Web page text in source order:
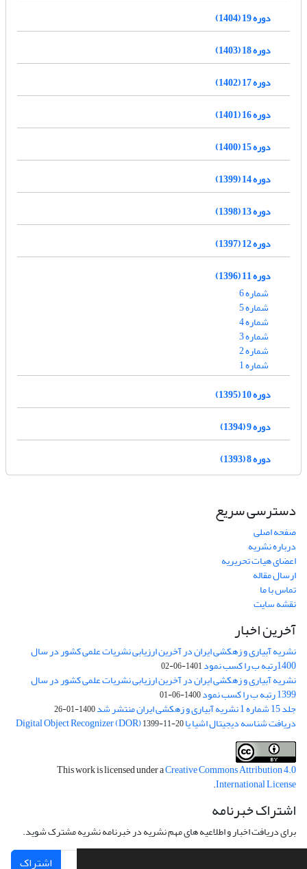
دوره 19 (1404)
دوره 18 (1403)
دوره 17 (1402)
دوره 16 (1401)
دوره 15 (1400)
دوره 14 (1399)
دوره 13 (1398)
دوره 12 (1397)
دوره 11 (1396)
شماره 6
شماره 5
شماره 4
شماره 3
شماره 2
شماره 1
دوره 10 (1395)
دوره 9 (1394)
دوره 8 (1393)
دسترسی سریع
صفحه اصلی
درباره نشریه
اعضای هیات تحریریه
ارسال مقاله
تماس با ما
نقشه سایت
آخرین اخبار
نشریه آبیاری و زهکشی ایران در آخرین ارزیابی نشریات علمی کشور در سال
1400رتبه ب را کسب نمود 1401-06-02
نشریه آبیاری و زهکشی ایران در آخرین ارزیابی نشریات علمی کشور در سال
1399 رتبه ب را کسب نمود 1400-06-01
جلد 15 شماره 1 نشریه آبیاری و زهکشی ایران منتشر شد 1400-01-26
دریافت شناسه دیجیتال اشیا یا Digital Object Recognizer (DOR)1399-11-20
This work is licensed under aCreative Commons Attribution 4.0
International License
.
اشتراک خبرنامه
برای دریافت اخبار و اطلاعیه های مهم نشریه در خبرنامه نشریه مشترک شوید.
اشتراک